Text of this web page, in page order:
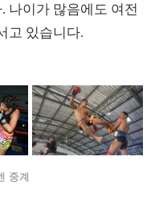
나이가 많음에도 여전
고 있습니다.
중계